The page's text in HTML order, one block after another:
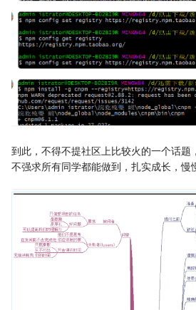
到此，不得不提社区上比较火的一个话题
不强求所有同学都能做到，扎实成长，慢